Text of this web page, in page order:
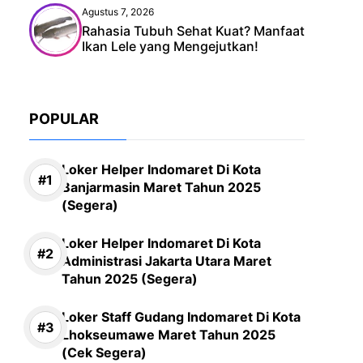
Agustus 7, 2026
Rahasia Tubuh Sehat Kuat? Manfaat
Ikan Lele yang Mengejutkan!
POPULAR
Loker Helper Indomaret Di Kota
Banjarmasin Maret Tahun 2025
(Segera)
Loker Helper Indomaret Di Kota
Administrasi Jakarta Utara Maret
Tahun 2025 (Segera)
Loker Staff Gudang Indomaret Di Kota
Lhokseumawe Maret Tahun 2025
(Cek Segera)